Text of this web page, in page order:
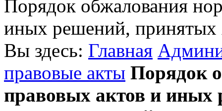
Порядок обжалования
иных решений,
Вы здесь: Главная
правовые акты Порядок
правовых актов и